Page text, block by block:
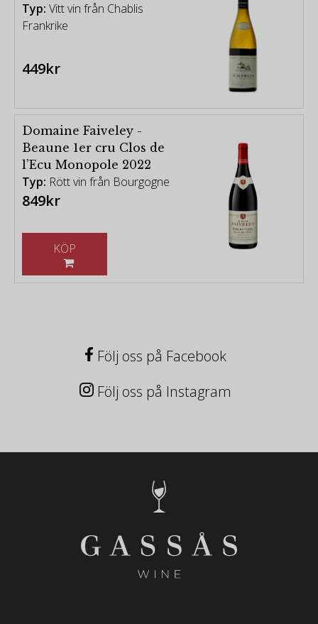
Typ: Vitt vin från Chablis
Frankrike
449kr
Domaine Faiveley -
Beaune 1er cru Clos de
l’Ecu Monopole 2022
Typ: Rött vin från Bourgogne
849kr
Följ oss på Facebook
Följ oss på Instagram